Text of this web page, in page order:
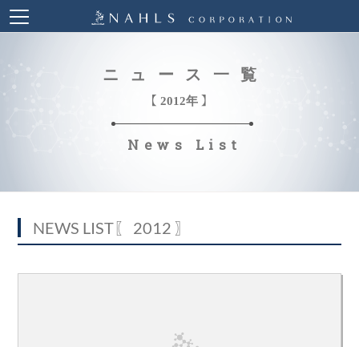
ニュース一覧
【 2012年 】
News List
NEWS LIST〖 2012 〗